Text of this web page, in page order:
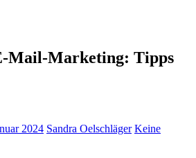
Mail-Marketing: Tipps
2024 Sandra Oelschläger Keine